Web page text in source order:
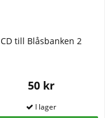
CD till Blåsbanken 2
50 kr